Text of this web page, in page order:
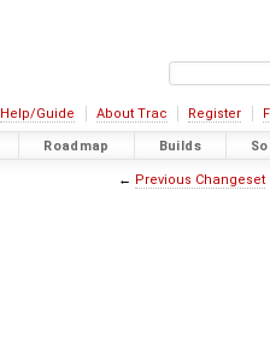
Help/Guide About Trac Register
Roadmap Builds
← Previous Changeset